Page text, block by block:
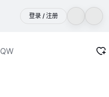
登录 / 注册